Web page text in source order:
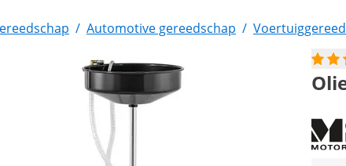
/ Automotive gereedschap /